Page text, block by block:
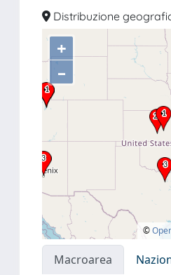
Distribuzione
+
–
©
Macroarea